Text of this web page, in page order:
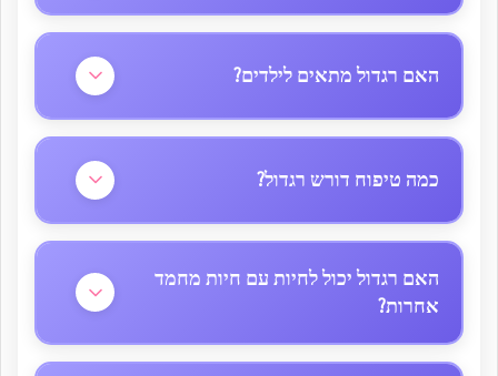
השם "רגדול" (Ragdoll) מגיע מהנטייה הייחודית
סמרטוטים כאשר מרימים אותם. זה לא בגלל חולשה
אלא בגלל הטבע הרגוע והבוטח שלהם.
האם רגדול מתאים לילדים?
כן, רגדול מתאים מאוד לילדים. הם ידועים באופי
הסבלני והעדין שלהם, אוהבים ליטופים וחיבוקים
ובדרך כלל לא משתמשים בציפורניים או בשיניים.
הם נחשבים לאחד הגזעים הידידותיים ביותר
כמה טיפוח דורש רגדול?
למרות הפרווה הארוכה, רגדול דורש טיפוח מתון
למנוע הסתבכויות. הפרווה שלהם לא נוטה להסתבך
האם רגדול יכול לחיות עם חיות מחמד
אחרות?
כן, רגדול בדרך כלל מסתדר מעולה עם חיות מחמד